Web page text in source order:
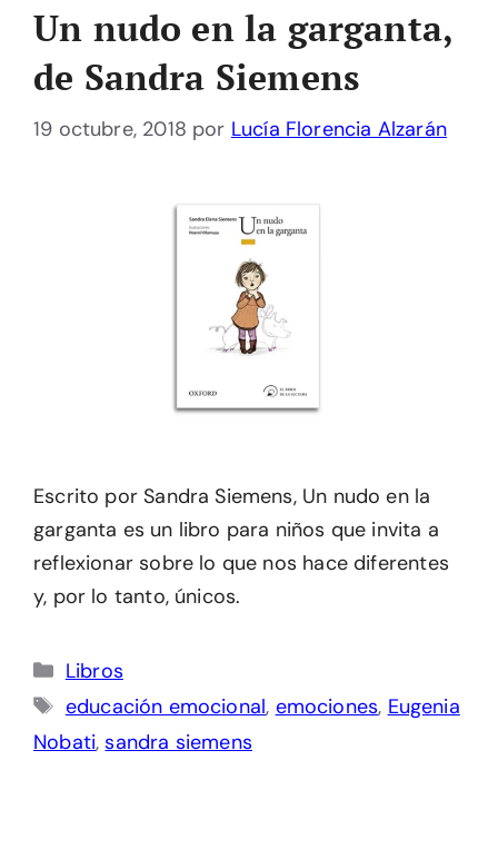
Un nudo en la garganta,
de Sandra Siemens
19 octubre, 2018 por Lucía Florencia Alzarán
Escrito por Sandra Siemens, Un nudo en la
garganta es un libro para niños que invita a
reflexionar sobre lo que nos hace diferentes
y, por lo tanto, únicos.
Categorías
Libros
Etiquetas
educación emocional, emociones, Eugenia
Nobati,sandra siemens